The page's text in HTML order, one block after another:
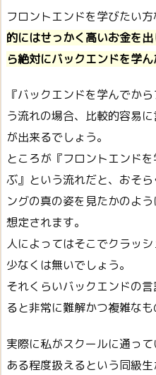
フロントエンドを学びたい方
的にはせっかく高いお金を
ら絶対にバックエンドを学
『バックエンドを学んでか
う流れの場合、比較的容易
が出来るでしょう。
ところが『フロントエンド
ぶ』という流れだと、おそ
ングの真の姿を見たかのよ
想定されます。
人によってはそこでクラッ
少なくは無いでしょう。
それくらいバックエンドの
ると非常に難解かつ複雑なも
実際に私がスクールに通っ
ある程度扱えるという同級